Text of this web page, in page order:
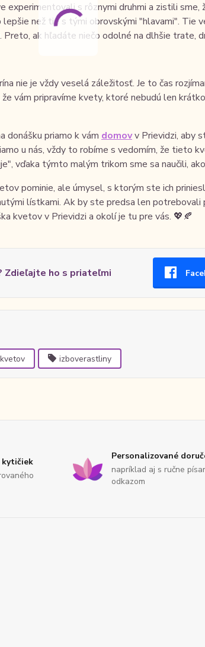
experimentovali s rôznymi druhmi a zistili
lepšie než tie s tými obrovskými "hlavami".
Preto, ak hľadáte niečo odolné na dlhšie trate,
nie je vždy veselá záležitosť. Je to čas
vám pripravíme kvety, ktoré nebudú len
donášku priamo k vám domovv Prievidzi, aby
u nás, vždy to robíme s vedomím, že tieto
vďaka týmto malým trikom sme sa naučili,
pominie, ale úmysel, s ktorým ste ich
lístkami. Ak by ste predsa len
kvetov v Prievidzi a okolí je tu pre vás. 💖🍂
Zdieľajte ho s priateľmi
izboverastliny
kytičiek
Personalizované
napríklad aj s ručne
odkazom